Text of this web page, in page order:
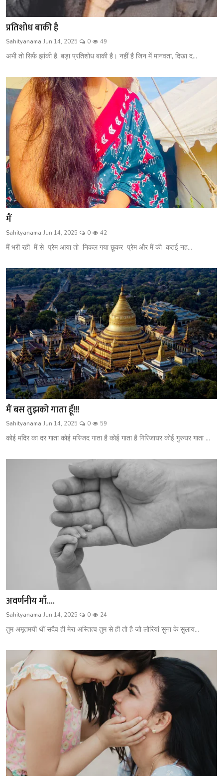
प्रतिशोध बाकी है
Sahityanama Jun 14, 2025 0 49
अभी तो सिर्फ झांकी है, बड़ा प्रतिशोध बाकी है। नहीं है जिन में मानवता, दिखा द...
मैं
Sahityanama Jun 14, 2025 0 42
मैं भरी रही मैं से प्रेम आया तो निकल गया छूकर प्रेम और मैं की कतई नह...
मैं बस तुझको गाता हूँ!!!
Sahityanama Jun 14, 2025 0 59
कोई मंदिर का दर गाता कोई मस्जिद गाता है कोई गाता है गिरिजाघर कोई गुरुघर गाता ...
अवर्णनीय माँ....
Sahityanama Jun 14, 2025 0 24
तुम अमृतमयी थीं सदैव ही मेरा अस्तित्व तुम से ही तो है जो लोरियां सुना के सुलाय...